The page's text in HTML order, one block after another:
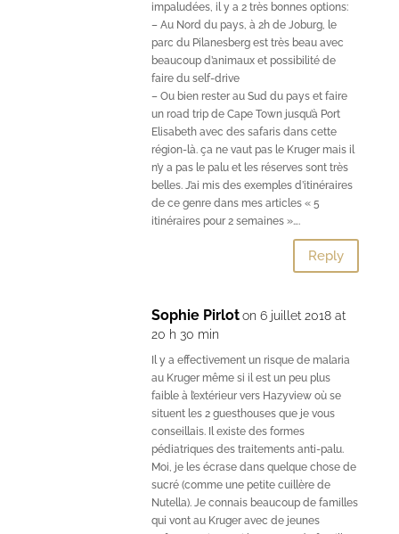
impaludées, il y a 2 très bonnes options:
– Au Nord du pays, à 2h de Joburg, le
parc du Pilanesberg est très beau avec
beaucoup d’animaux et possibilité de
faire du self-drive
– Ou bien rester au Sud du pays et faire
un road trip de Cape Town jusqu’à Port
Elisabeth avec des safaris dans cette
région-là. ça ne vaut pas le Kruger mais il
n’y a pas le palu et les réserves sont très
belles. J’ai mis des exemples d’itinéraires
de ce genre dans mes articles « 5
itinéraires pour 2 semaines »….
Reply
Sophie Pirlot on 6 juillet 2018 at
20 h 30 min
Il y a effectivement un risque de malaria
au Kruger même si il est un peu plus
faible à l’extérieur vers Hazyview où se
situent les 2 guesthouses que je vous
conseillais. Il existe des formes
pédiatriques des traitements anti-palu.
Moi, je les écrase dans quelque chose de
sucré (comme une petite cuillère de
Nutella). Je connais beaucoup de familles
qui vont au Kruger avec de jeunes